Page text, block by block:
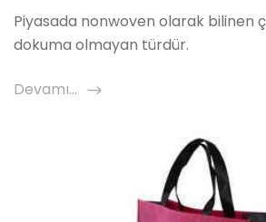
Piyasada nonwoven olarak bilinen
dokuma olmayan türdür.
Devamı...